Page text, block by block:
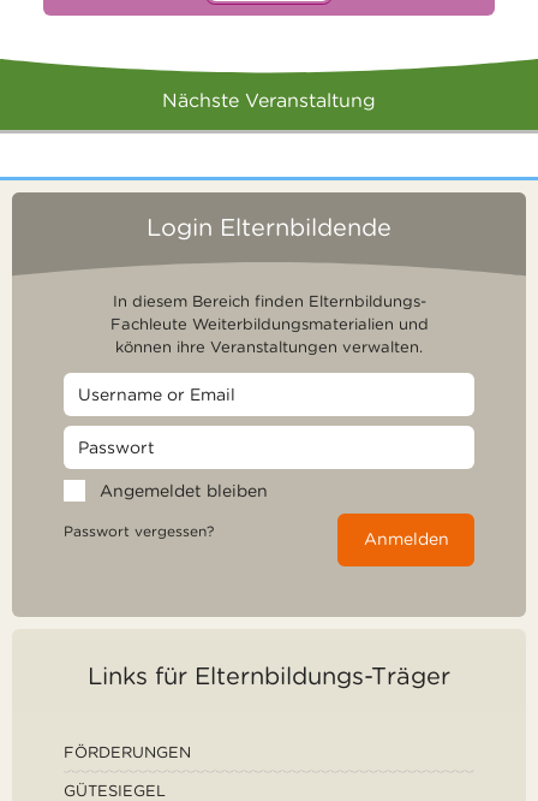
Nächste Veranstaltung
Login Elternbildende
In diesem Bereich finden Elternbildungs-
Fachleute Weiterbildungsmaterialien und
können ihre Veranstaltungen verwalten.
Angemeldet bleiben
Passwort vergessen? Anmelden
Links für Elternbildungs-Träger
FÖRDERUNGEN
GÜTESIEGEL